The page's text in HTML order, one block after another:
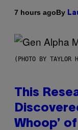
7 hours agoBy
(PHOTO BY TAYLOR
This
Whoop’